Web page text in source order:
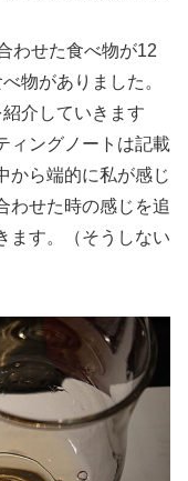
わせた食べ物が12
物がありました。
介していきます
ィングノートは記載
から端的に私が感じ
わせた時の感じを追
ます。（そうしない